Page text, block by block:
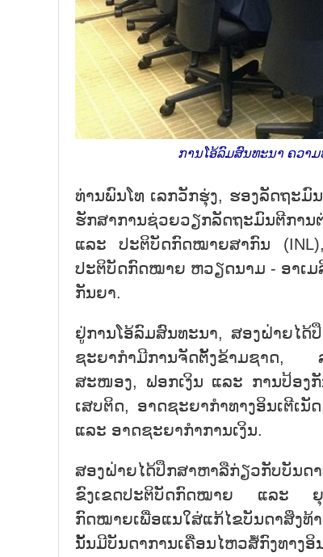
ການໂອ້ລົມສົນທະນາ ຄວາ
ທ່ານພົນໂທ ເລກວັກຮຸ່ງ, ຮອງລັດຖະມົ
ຮັກສາການຊ່ວຍວຽກລັດຖະມົນຕີການ
ແລະ ປະຕິບັດກົດໝາຍສາກົນ
ປະຕິບັດກົດໝາຍ ຫວຽດນາມ - ອາເມ
ກັນຍາ.
ຢູ່ການໂອ້ລົມສົນທະນາ, ສອງຝ່າຍໄ
ຊະຍາກຳມີການຈັດຕັ້ງຂ້າມຊາດ,
ສະໜອງ, ຟອກເງິນ ແລະ ການປ້ອງ
ເສບຕິດ, ອາດຊະຍາກຳທາງອິນເຕີເ
ແລະ ອາດຊະຍາກຳການເງິນ.
ສອງຝ່າຍໄດ້ປຶກສາຫາລືກ່ຽວກັບບັນດ
ຂົງເຂດປະຕິບັດກົດໝາຍ ແລະ ຍຸຕິ
ກົດໝາຍເພື່ອແນໃສ່ແກ້ໄຂບັນດາສິ່ງທ້
ນັ້ນມີບັນດາການເຄື່ອນໄຫວສໍ້ກົງທາ